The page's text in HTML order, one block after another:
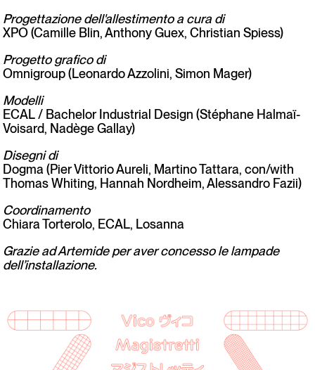
Progettazione dell'allestimento a cura di
XPO (Camille Blin, Anthony Guex, Christian Spiess)
Progetto grafico di
Omnigroup (Leonardo Azzolini, Simon Mager)
Modelli
ECAL / Bachelor Industrial Design (Stéphane Halmaï-
Voisard, Nadège Gallay)
Disegni di
Dogma (Pier Vittorio Aureli, Martino Tattara, con/with
Thomas Whiting, Hannah Nordheim, Alessandro Fazii)
Coordinamento
Chiara Torterolo, ECAL, Losanna
Grazie ad Artemide per aver concesso le lampade
dell’installazione.